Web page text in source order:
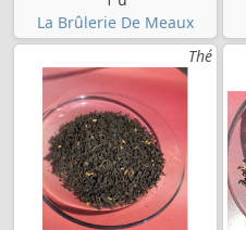
La Brûlerie De Meaux
Thé